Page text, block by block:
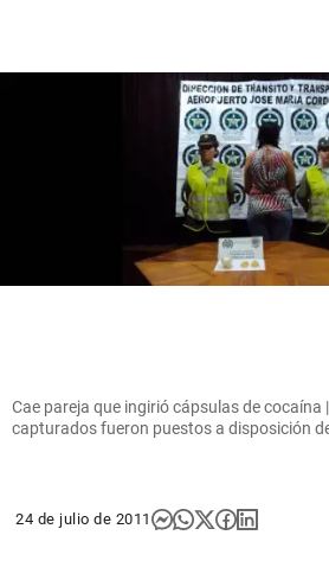
Cae pareja que ingirió cápsulas de cocaína
capturados fueron puestos a disposición
24 de julio de 2011